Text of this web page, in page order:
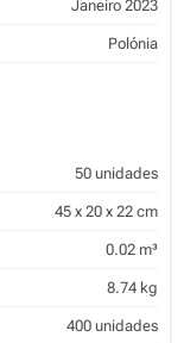
Janeiro 2023
Polónia
50 unidades
45 x 20 x 22 cm
0.02 m³
8.74 kg
400 unidades